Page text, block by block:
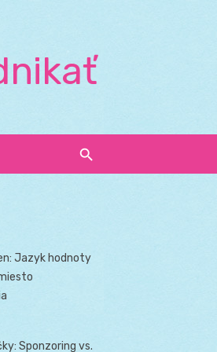
Jazyk hodnoty
Sponzoring vs.